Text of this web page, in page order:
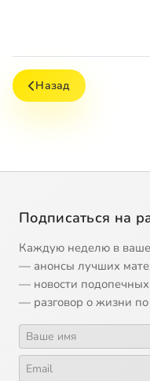
Назад
Подписаться на
Каждую неделю в
— анонсы лучших
— новости
— разговор о жизни